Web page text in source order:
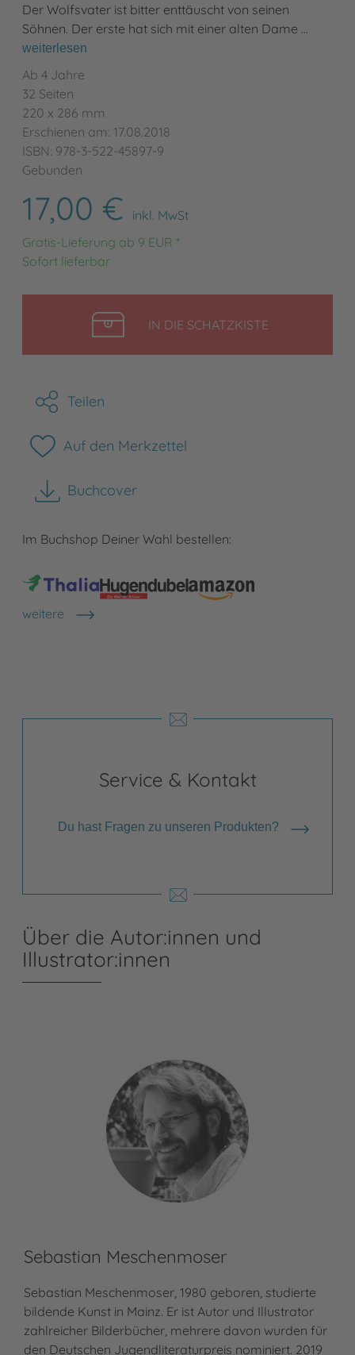
Der Wolfsvater ist bitter enttäuscht von seinen
Söhnen. Der erste hat sich mit einer alten Dame …
weiterlesen
Ab 4 Jahre
32 Seiten
220 x 286 mm
Erschienen am: 17.08.2018
ISBN: 978-3-522-45897-9
Gebunden
17,00 €
inkl. MwSt
Gratis-Lieferung ab 9 EUR *
Sofort lieferbar
IN DIE SCHATZKISTELEGEN
Teilen
Auf den Merkzettel
Buchcover
herunterladen
Im Buchshop Deiner Wahl bestellen:
weitere
Shops anzeigen
Service & Kontakt
Du hast Fragen zu unseren Produkten?
Über die Autor:innen und
Illustrator:innen
Sebastian Meschenmoser
Sebastian Meschenmoser, 1980 geboren, studierte
bildende Kunst in Mainz. Er ist Autor und Illustrator
zahlreicher Bilderbücher, mehrere davon wurden für
den Deutschen Jugendliteraturpreis nominiert. 2019